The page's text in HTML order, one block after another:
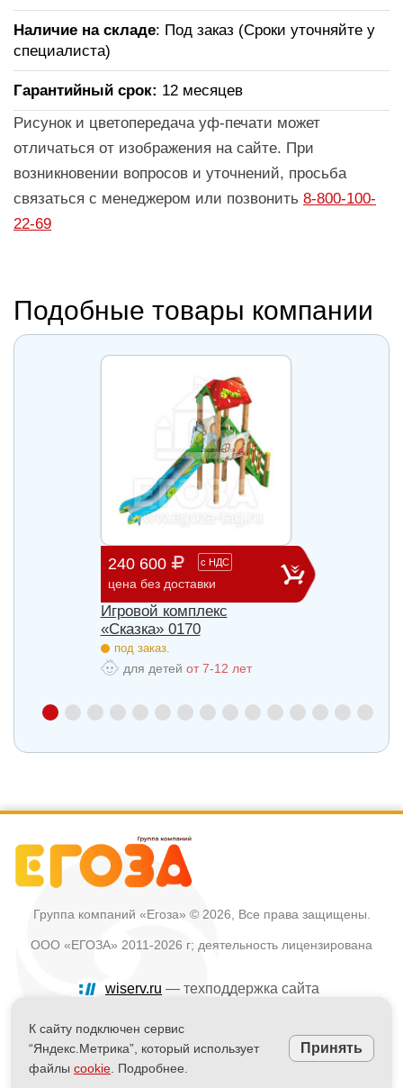
Наличие на складе: Под заказ (Сроки уточняйте у
специалиста)
Гарантийный срок: 12 месяцев
Рисунок и цветопередача уф-печати может
отличаться от изображения на сайте. При
возникновении вопросов и уточнений, просьба
связаться с менеджером или позвонить 8-800-100-
22-69
Подобные товары компании
240 600 с НДС
цена без доставки
Игровой комплекс
«Сказка» 0170
под заказ.
для детей от 7-12 лет
Группа компаний «Егоза» © 2026, Все права защищены.
ООО «ЕГОЗА» 2011-2026 г; деятельность лицензирована
wiserv.ru — техподдержка сайта
Политика в отношении обработки персональных данных
Информация на сайте не является публичной офертой
К сайту подключен сервис
“Яндекс.Метрика”, который использует
файлы cookie . Подробнее.
Принять